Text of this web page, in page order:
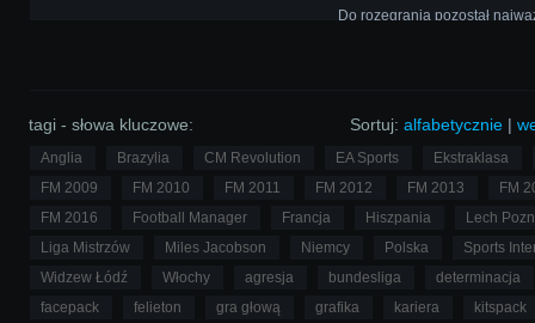
Do rozegrania pozostał
Sortuj: alfabetycznie |
tagi - słowa kluczowe:
Anglia Brazylia CM Revolution EA Sports
Ekstraklasa
FM 2009
FM 2010 FM 2011 FM 2012 FM 2013
FM
FM 2016
Football Manager Francja Hiszpania
Lech
Liga Mistrzów
Miles Jacobson Niemcy Polska
Sports
Widzew Łódź
Włochy agresja bundesliga
determinacja
facepack
felieton gra głową grafika kariera
kitspack